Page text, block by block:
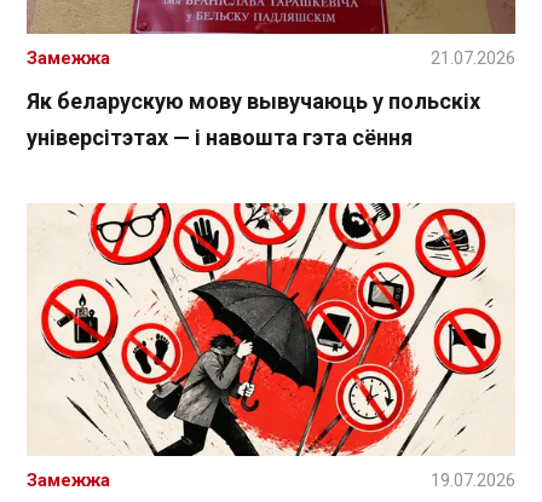
Як беларускую мову вывучаюць у польскіх
універсітэтах — і навошта гэта сёння
Замежжа 21.07.2026
Замежжа 19.07.2026